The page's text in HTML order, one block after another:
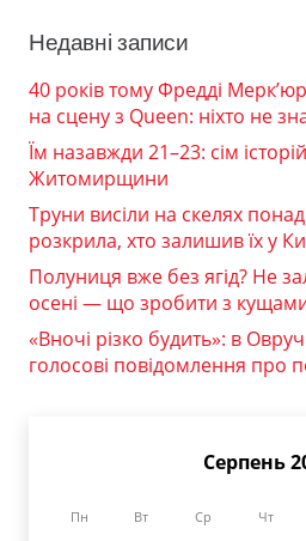
Недавні записи
40 років тому Фредді
на сцену з Queen: ніхто не
Їм назавжди 21–23: сім
Житомирщини
Труни висіли на скелях
розкрила, хто залишив їх у
Полуниця вже без ягід? Не
осені — що зробити з
«Вночі різко будить»: в
голосові повідомлення про
Серпень
Пн Вт Ср Чт